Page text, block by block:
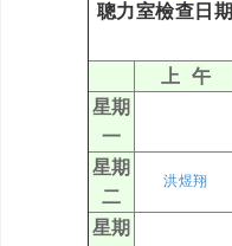
聰力室檢查日期
上 午
星期
一
星期
二
洪煜翔
星期